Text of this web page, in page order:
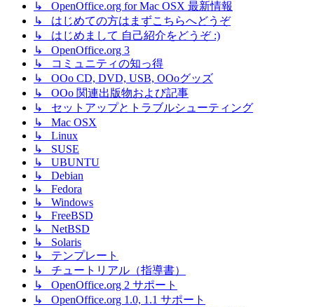
↳ OpenOffice.org for Mac OSX 最新情報
↳ はじめての方はまずこちらへどうぞ
↳ はじめまして 自己紹介をどうぞ :)
↳ OpenOffice.org 3
↳ コミュニティの知っ得
↳ OOo CD, DVD, USB, OOoグッズ
↳ OOo 関連出版物および記事
↳ セットアップとトラブルシューティング
↳ Mac OSX
↳ Linux
↳ SUSE
↳ UBUNTU
↳ Debian
↳ Fedora
↳ Windows
↳ FreeBSD
↳ NetBSD
↳ Solaris
↳ テンプレート
↳ チュートリアル（指導書）
↳ OpenOffice.org 2 サポート
↳ OpenOffice.org 1.0, 1.1 サポート